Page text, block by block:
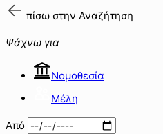
πίσω στην Αναζήτηση
Ψάχνω για
Νομοθεσία
Μέλη
Από